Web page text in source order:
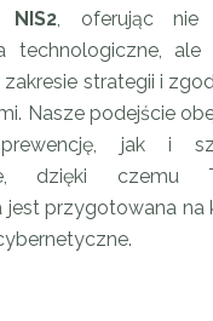
NIS2 , oferując nie
technologiczne, ale
strategii i
Nasze podejście
jak i
dzięki czemu
jest przygotowana na